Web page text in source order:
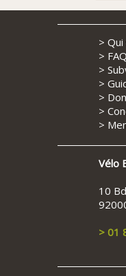
>
> FAQ
>
>
>
>
>
Vélo
10
> 01